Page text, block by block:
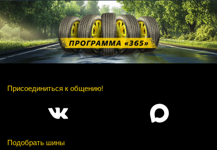
Присоединиться к общению!
Подобрать шины